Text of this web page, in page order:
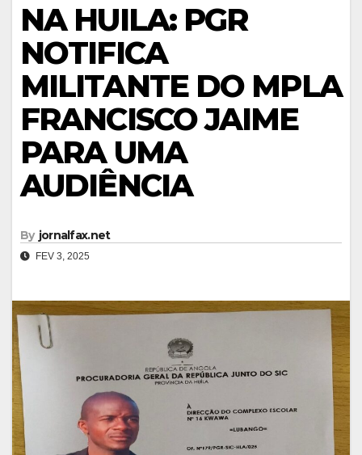
NA HUILA: PGR
NOTIFICA
MILITANTE DO MPLA
FRANCISCO JAIME
PARA UMA
AUDIÊNCIA
By jornalfax.net
FEV 3, 2025